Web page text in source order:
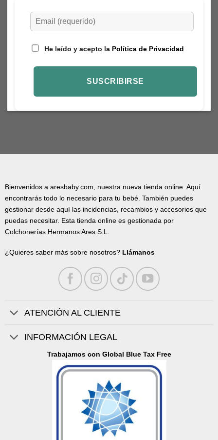
He leído y acepto la Política de Privacidad
Bienvenidos a aresbaby.com, nuestra nueva tienda online. Aquí
encontrarás todo lo necesario para tu bebé. También puedes
gestionar desde aquí las incidencias, recambios y accesorios que
puedas necesitar. Esta tienda online es gestionada por
Colchonerías Hermanos Ares S.L.
¿Quieres saber más sobre nosotros? Llámanos
ATENCIÓN AL CLIENTE
INFORMACIÓN LEGAL
Trabajamos con Global Blue Tax Free